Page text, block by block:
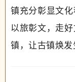
镇充分彰显文化
以旅彰文，走
镇，让古镇焕发